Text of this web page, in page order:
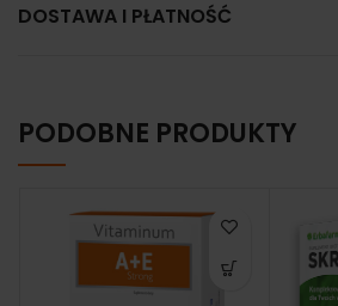
DOSTAWA I PŁATNOŚĆ
PODOBNE PRODUKTY